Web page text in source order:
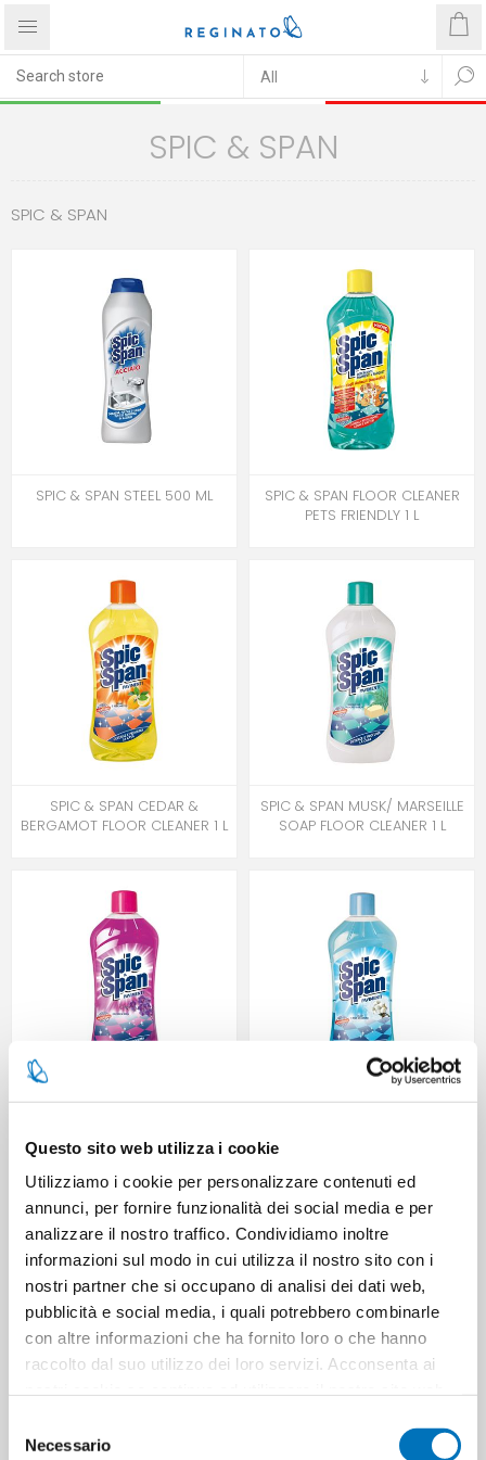
Questo sito web utilizza i cookie
Utilizziamo i cookie per personalizzare contenuti ed
annunci, per fornire funzionalità dei social media e per
analizzare il nostro traffico. Condividiamo inoltre
informazioni sul modo in cui utilizza il nostro sito con i
nostri partner che si occupano di analisi dei dati web,
pubblicità e social media, i quali potrebbero combinarle
con altre informazioni che ha fornito loro o che hanno
raccolto dal suo utilizzo dei loro servizi. Acconsenta ai
delNecessario
SPIC & SPAN
SPIC & SPAN
SPIC & SPAN STEEL 500 ML
SPIC & SPAN FLOOR CLEANER
PETS FRIENDLY 1 L
SPIC & SPAN CEDAR &
BERGAMOT FLOOR CLEANER 1 L
SPIC & SPAN MUSK/ MARSEILLE
SOAP FLOOR CLEANER 1 L
LIME/ ORANGE FLOWERS 1 L
SPIC & SPAN WASHING UP
LEMON/ MYNTH 1 L